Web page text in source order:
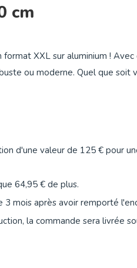
cm
XXL sur aluminium !
ou moderne. Quel que
d'une valeur de 125 € pour
64,95 € de plus.
mois après avoir remporté
la commande sera livrée